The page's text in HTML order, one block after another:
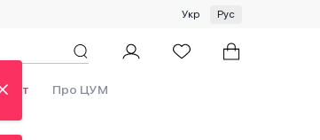
предложение на одежду и платки ЦУМ by GUNIA
Укр Рус
Про ЦУМ